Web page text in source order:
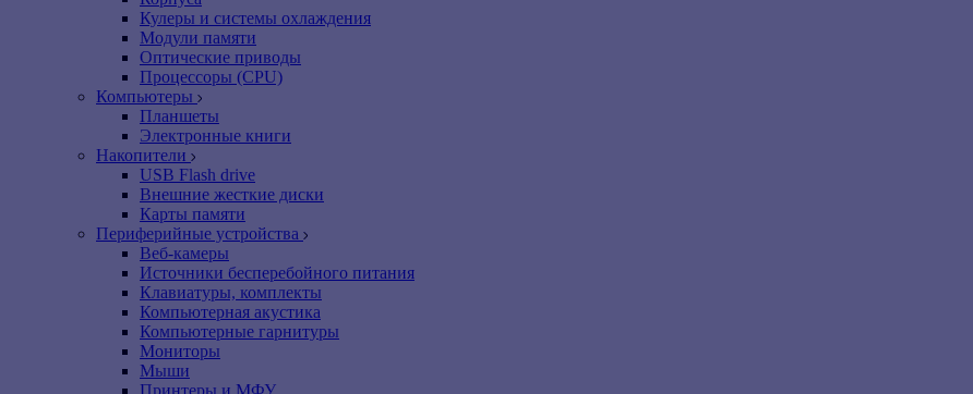
Кулеры и системы охлаждения
Модули памяти
Оптические приводы
Процессоры (CPU)
Компьютеры
Планшеты
Электронные книги
Накопители
USB Flash drive
Внешние жесткие диски
Карты памяти
Периферийные устройства
Веб-камеры
Источники бесперебойного питания
Клавиатуры, комплекты
Компьютерная акустика
Компьютерные гарнитуры
Мониторы
Мыши
Принтеры и МФУ